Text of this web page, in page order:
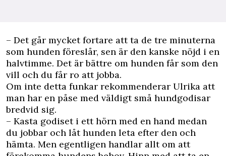
– Det går mycket fortare att ta de tre minuterna
som hunden föreslår, sen är den kanske nöjd i en
halvtimme. Det är bättre om hunden får som den
vill och du får ro att jobba.
Om inte detta funkar rekommenderar Ulrika att
man har en påse med väldigt små hundgodisar
bredvid sig.
– Kasta godiset i ett hörn med en hand medan
du jobbar och låt hunden leta efter den och
hämta. Men egentligen handlar allt om att